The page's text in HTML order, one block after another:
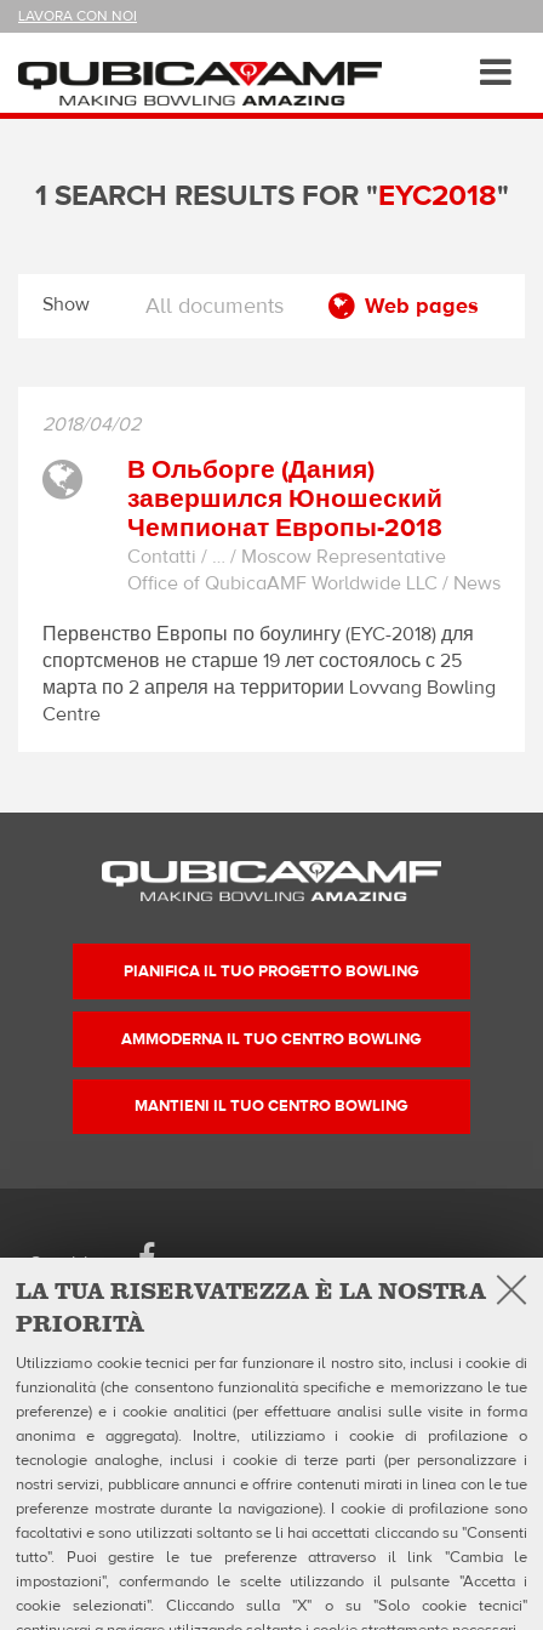
LA TUA RISERVATEZZA È LA NOSTRA
PRIORITÀ
Utilizziamo cookie tecnici per far funzionare il nostro sito, inclusi i cookie di
funzionalità (che consentono funzionalità specifiche e memorizzano le tue
preferenze) e i cookie analitici (per effettuare analisi sulle visite in forma
anonima e aggregata). Inoltre, utilizziamo i cookie di profilazione o
tecnologie analoghe, inclusi i cookie di terze parti (per personalizzare i
nostri servizi, pubblicare annunci e offrire contenuti mirati in linea con le tue
preferenze mostrate durante la navigazione). I cookie di profilazione sono
facoltativi e sono utilizzati soltanto se li hai accettati cliccando su "Consenti
tutto". Puoi gestire le tue preferenze attraverso il link "Cambia le
impostazioni", confermando le scelte utilizzando il pulsante "Accetta i
cookie selezionati". Cliccando sulla "X" o su "Solo cookie tecnici"
LAVORA CON NOI
SU
Sezioni
1 SEARCH RESULTS FOR "EYC2018"
Show All documents Web pages
2018/04/02
В Ольборге (Дания)
завершился Юношеский
Чемпионат Европы-2018
Contatti / … / Moscow Representative
Office of QubicaAMF Worldwide LLC / News
Первенство Европы по боулингу (EYC-2018) для
спортсменов не старше 19 лет состоялось с 25
марта по 2 апреля на территории Lovvang Bowling
Centre
PIANIFICA IL TUO PROGETTO BOWLING
AMMODERNA IL TUO CENTRO BOWLING
MANTIENI IL TUO CENTRO BOWLING
European Headquarters
Via della Croce Coperta, 15
40128 Bologna - Italy
Tel. +39.0514192611
Fax +39.0514192602
P.I. IT04320910377
Galleria
Notizie
Contatti
MSDS Forms
Privacy e Note Legali
Uso dei Cookie
Configurazione Cookie
Segnalazioni Whistleblowing
Seguici su
Facebook